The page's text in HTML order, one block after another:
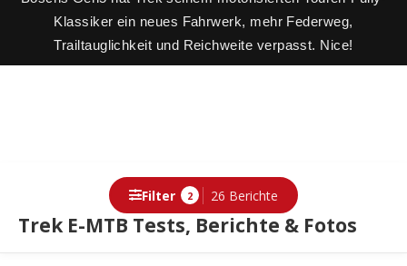
Klassiker ein neues Fahrwerk, mehr Federweg,
Trailtauglichkeit und Reichweite verpasst. Nice!
Trek E-MTB Tests, Berichte & Fotos
Filter 2 26 Berichte